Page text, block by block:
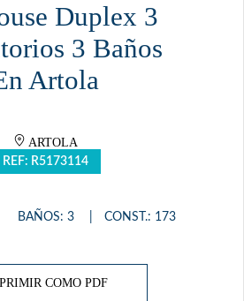
Duplex 3
3 Baños
Artola
ARTOLA
REF: R5173114
BAÑOS: 3 CONST.: 173
COMO PDF